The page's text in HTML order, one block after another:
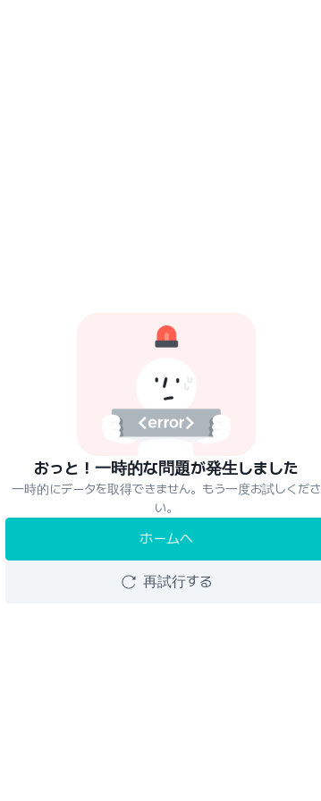
おっと！一時的な問題が発生しました
一時的にデータを取得できません。もう一度お試しくださ
い。
ホームへ
再試行する